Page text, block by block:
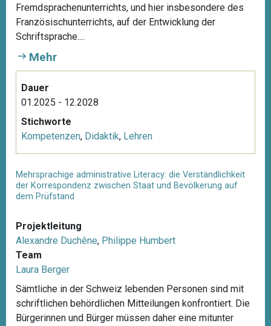
Fremdsprachenunterrichts, und hier insbesondere des
Französischunterrichts, auf der Entwicklung der
Schriftsprache....
Mehr
Dauer
01.2025 - 12.2028
Stichworte
Kompetenzen, Didaktik, Lehren
Mehrsprachige administrative Literacy: die Verständlichkeit
der Korrespondenz zwischen Staat und Bevölkerung auf
dem Prüfstand
Projektleitung
Alexandre Duchêne, Philippe Humbert
Team
Laura Berger
Sämtliche in der Schweiz lebenden Personen sind mit
schriftlichen behördlichen Mitteilungen konfrontiert. Die
Bürgerinnen und Bürger müssen daher eine mitunter